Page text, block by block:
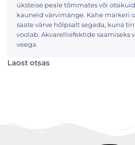
üksteise peale tõmmates või
kauneid värvimänge. Kahe markeri
saate värve hõlpsalt segada, kuna
voolab. Akvarelliefektide saamiseks
veega.
Laost otsas